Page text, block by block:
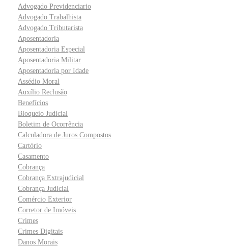
Advogado Previdenciario
Advogado Trabalhista
Advogado Tributarista
Aposentadoria
Aposentadoria Especial
Aposentadoria Militar
Aposentadoria por Idade
Assédio Moral
Auxílio Reclusão
Benefícios
Bloqueio Judicial
Boletim de Ocorrência
Calculadora de Juros Compostos
Cartório
Casamento
Cobrança
Cobrança Extrajudicial
Cobrança Judicial
Comércio Exterior
Corretor de Imóveis
Crimes
Crimes Digitais
Danos Morais